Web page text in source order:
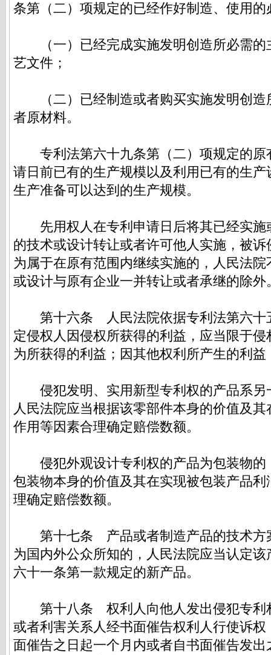
条第（二）项规定的已经作好制造、使用的
（一）已经完成实施发明创造所必需的
艺文件；
（二）已经制造或者购买实施发明创造
者原材料。
专利法第六十九条第（二）项规定的原
请日前已有的生产规模以及利用已有的生
生产准备可以达到的生产规模。
先用权人在专利申请日后将其已经实施
的技术或设计转让或者许可他人实施，被
为属于在原有范围内继续实施的，人民法
或设计与原有企业一并转让或者承继的除外
第十六条 人民法院依据专利法第六十
定侵权人因侵权所获得的利益，应当限于
为所获得的利益；因其他权利所产生的利
侵犯发明、实用新型专利权的产品系另
人民法院应当根据该零部件本身的价值及
作用等因素合理确定赔偿数额。
侵犯外观设计专利权的产品为包装物的
包装物本身的价值及其在实现被包装产品
理确定赔偿数额。
第十七条 产品或者制造产品的技术方
为国内外公众所知的，人民法院应当认定
六十一条第一款规定的新产品。
第十八条 权利人向他人发出侵犯专利
或者利害关系人经书面催告权利人行使诉
面催告之日起一个月内或者自书面催告发